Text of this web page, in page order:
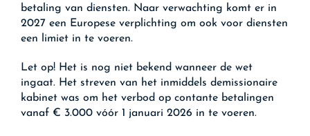
betaling van diensten. Naar verwachting komt er in
2027 een Europese verplichting om ook voor diensten
een limiet in te voeren.
Let op! Het is nog niet bekend wanneer de wet
ingaat. Het streven van het inmiddels demissionaire
kabinet was om het verbod op contante betalingen
vanaf € 3.000 vóór 1 januari 2026 in te voeren.